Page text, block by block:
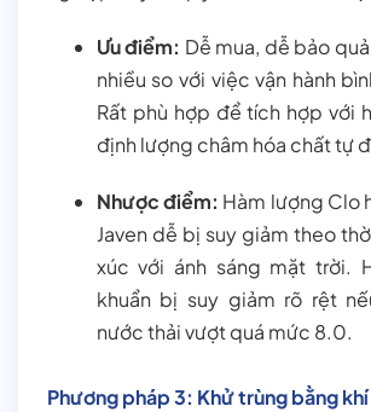
Ưu điểm: Dễ mua, dễ bảo
nhiều so với việc vận hành
Rất phù hợp để tích hợp với
định lượng châm hóa chất tự
Nhược điểm: Hàm lượng Clo
Javen dễ bị suy giảm theo
xúc với ánh sáng mặt trời.
khuẩn bị suy giảm rõ rệt
nước thải vượt quá mức 8.0.
Phương pháp 3: Khử trùng bằng